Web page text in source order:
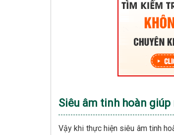
Siêu âm tinh hoàn
Vậy khi thực hiện siêu âm tinh